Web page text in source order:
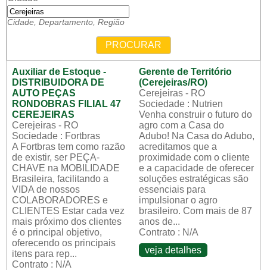
Cidade, Departamento, Região
PROCURAR
Auxiliar de Estoque -
DISTRIBUIDORA DE
AUTO PEÇAS
RONDOBRAS FILIAL 47
CEREJEIRAS
Cerejeiras - RO
Sociedade : Fortbras
A Fortbras tem como razão
de existir, ser PEÇA-
CHAVE na MOBILIDADE
Brasileira, facilitando a
VIDA de nossos
COLABORADORES e
CLIENTES Estar cada vez
mais próximo dos clientes
é o principal objetivo,
oferecendo os principais
itens para rep...
Contrato : N/A
Gerente de Território
(Cerejeiras/RO)
Cerejeiras - RO
Sociedade : Nutrien
Venha construir o futuro do
agro com a Casa do
Adubo! Na Casa do Adubo,
acreditamos que a
proximidade com o cliente
e a capacidade de oferecer
soluções estratégicas são
essenciais para
impulsionar o agro
brasileiro. Com mais de 87
anos de...
Contrato : N/A
veja detalhes